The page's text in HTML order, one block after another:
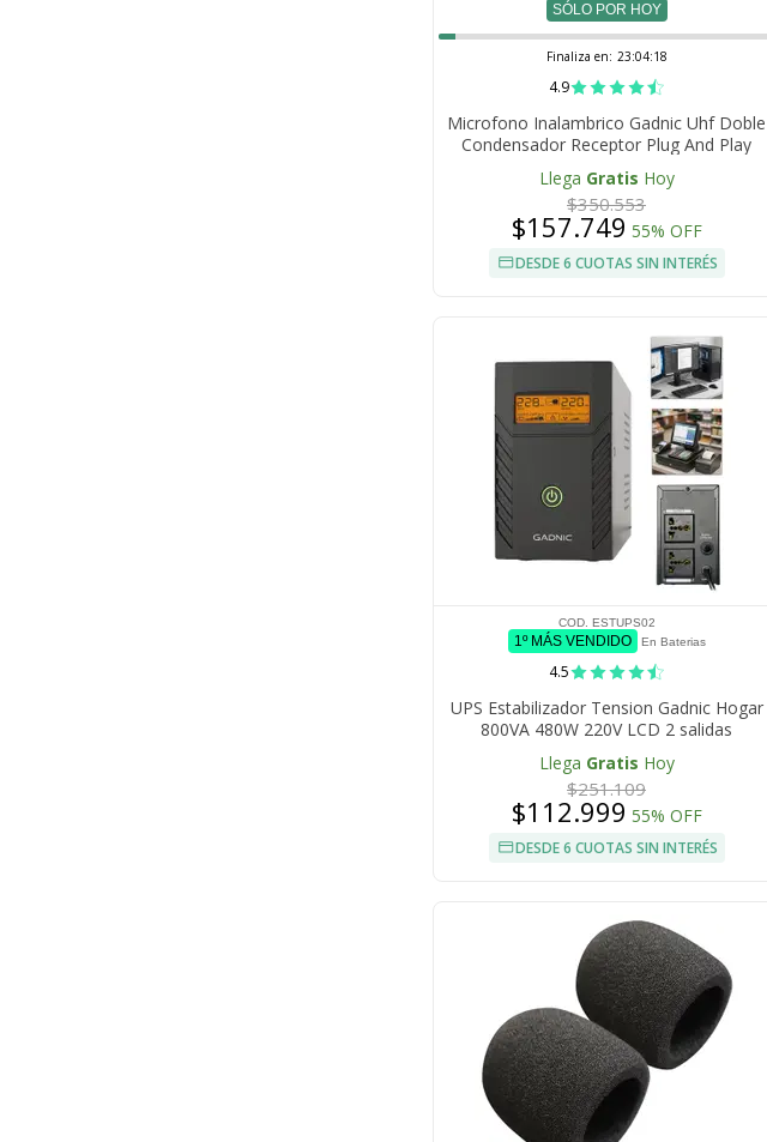
SÓLO POR HOY
Finaliza en: 23:04:17
4.9
Microfono Inalambrico Gadnic Uhf Doble
Condensador Receptor Plug And Play
Salidas 6.35 Mm 3.5 Mm Conector Tipo C
Llega Gratis Hoy
$350.553
$157.749 55% OFF
DESDE 6 CUOTAS SIN INTERÉS
COD. ESTUPS02
1º MÁS VENDIDO En Baterias
4.5
UPS Estabilizador Tension Gadnic Hogar
800VA 480W 220V LCD 2 salidas
Llega Gratis Hoy
$251.109
$112.999 55% OFF
DESDE 6 CUOTAS SIN INTERÉS